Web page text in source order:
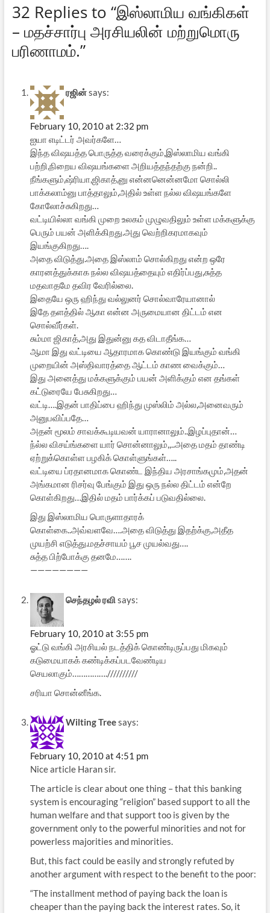
32 Replies to “இஸ்லாமிய வங்கிகள்
– மதச்சார்பு அரசியலின் மற்றுமொரு
பரிணாமம்.”
ரஜின்says:
February 10, 2010 at 2:32 pm
ஐயா எடிட்டர் அவர்களே…
இந்த விஷயத்த பொருத்த வரைக்கும்,இஸ்லாமிய வங்கி
பற்றி,நிறைய விஷயங்களை அறியத்தந்தற்கு நன்றி..
நீங்களும்,ஷ்ரியா,ஜிகாத்,னு என்னனென்னமோ சொல்லி
பாக்கலாம்னு பாத்தாலும்,அதில் உள்ள நல்ல விஷயங்களே
கோலோச்சுகிறது…
வட்டியில்லா வங்கி முறை உலகம் முழுவதிலும் உள்ள மக்களுக்கு
பெரும் பயன் அளிக்கிறது.அது வெற்றிகரமாகவும்
இயங்குகிறது….
அதை விடுத்து.அதை இஸ்லாம் சொல்கிறது என்ற ஒரே
காரனத்துக்காக நல்ல விஷயத்தையும் எதிர்ப்பது,சுத்த
மதவாதமே தவிர வேரில்லை.
இதையே ஒரு ஹிந்து வல்லுனர் சொல்வாரேயானால்
இதே தளத்தில் ஆகா என்ன அருமையான திட்டம் என
சொல்வீர்கள்.
சும்மா ஜிகாத்,அது இதுன்னு கத விடாதீங்க…
ஆமா இது வட்டியை ஆதாரமாக கொண்டு இயங்கும் வங்கி
முறையின் அஸ்திவாரத்தை ஆட்டம் காண வைக்கும்…
இது அனைத்து மக்களுக்கும் பயன் அளிக்கும் என தங்கள்
கட்டுரையே பேசுகிறது…
வட்டி….இதன் பாதிப்பை ஹிந்து முஸ்லிம் அல்ல,அனைவரும்
அனுபவிப்பதே…
அதன் மூலம் சாவக்கூடியவன் யாரானாலும்..இழப்புதான்…
ந்ல்ல விசய்ங்களை யார் சொன்னாலும்,,..அதை மதம் தாண்டி
ஏற்றுக்கொள்ள பழகிக் கொள்ளுங்கள்…..
வட்டியை ப்ரதானமாக கொண்ட இந்திய அரசாங்கமும்,அதன்
அங்கமான ரிசர்வு பேங்கும் இது ஒரு நல்ல திட்டம் என்றே
கொள்கிறது…இதில் மதம் பார்க்கப் படுவதில்லை.
இது இஸ்லாமிய பொருளாதாரக்
கொள்கை..அவ்வளவே….அதை விடுத்து இதற்க்கு,அதீத
முயற்சி எடுத்து.மதச்சாயம் பூச முயல்வது….
சுத்த பிற்போக்கு தனமே…….
————————
செந்தழல் ரவிsays:
February 10, 2010 at 3:55 pm
ஓட்டு வங்கி அரசியல் நடத்திக் கொண்டிருப்பது மிகவும்
கடுமையாகக் கண்டிக்கப்படவேண்டிய
செயலாகும்…………….//////////
சரியா சொன்னீங்க.
Wilting Treesays:
February 10, 2010 at 4:51 pm
Nice article Haran sir.
The article is clear about one thing – that this banking
system is encouraging “religion” based support to all the
human welfare and that support too is given by the
government only to the powerful minorities and not for
powerless majorities and minorities.
But, this fact could be easily and strongly refuted by
another argument with respect to the benefit to the poor:
“The installment method of paying back the loan is
cheaper than the paying back the interest rates. So, it